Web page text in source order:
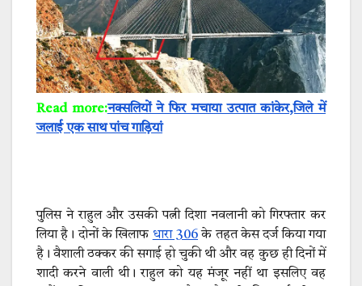
Read more:नक्सलियों ने फिर मचाया उत्पात कांकेर,जिले में
जलाई एक साथ पांच गाड़ियां
पुलिस ने राहुल और उसकी पत्नी दिशा नवलानी को गिरफ्तार कर
लिया है। दोनों के खिलाफ धारा 306के तहत केस दर्ज किया गया
है। वैशाली ठक्कर की सगाई हो चुकी थी और वह कुछ ही दिनों में
शादी करने वाली थी। राहुल को यह मंजूर नहीं था इसलिए वह